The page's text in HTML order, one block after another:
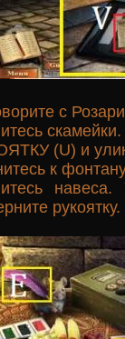
с
(U) и
к
рукоятку.